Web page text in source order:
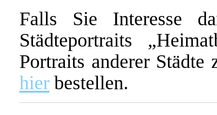
Falls Sie Interesse
Städteportraits
Portraits anderer Städte
hier bestellen.